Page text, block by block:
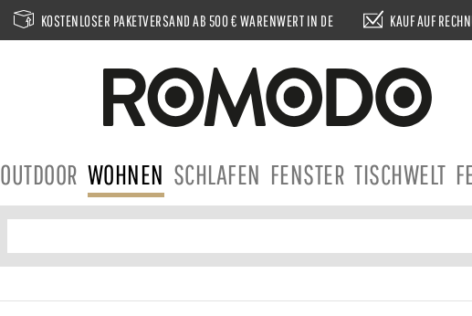
KOSTENLOSER PAKETVERSAND AB 500 € WARENWERT IN DE KAUF AUF
OUTDOOR WOHNEN SCHLAFEN FENSTER TISCHWELT